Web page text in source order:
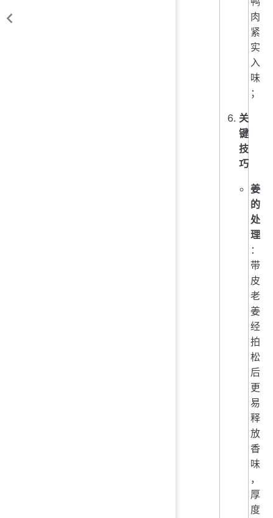
肉
紧
实
入
味
；
关
键
技
巧
姜
的
处
理
：
带
皮
老
姜
经
拍
松
后
更
易
释
放
香
味
，
厚
度